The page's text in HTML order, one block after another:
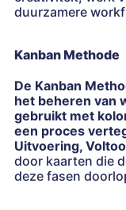
duurzamere
Kanban Methode
De Kanban
het beheren van
gebruikt met
een proces
Uitvoering,
door kaarten die
deze fasen